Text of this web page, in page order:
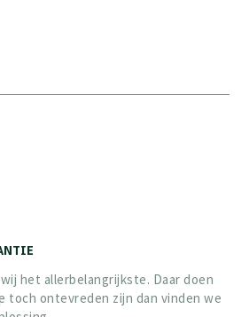
het allerbelangrijkste. Daar doen
toch ontevreden zijn dan vinden we